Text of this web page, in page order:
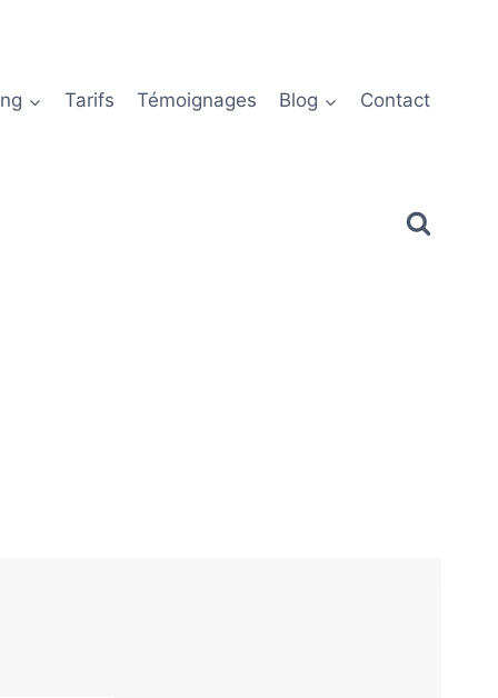
Tarifs Témoignages Blog Contact